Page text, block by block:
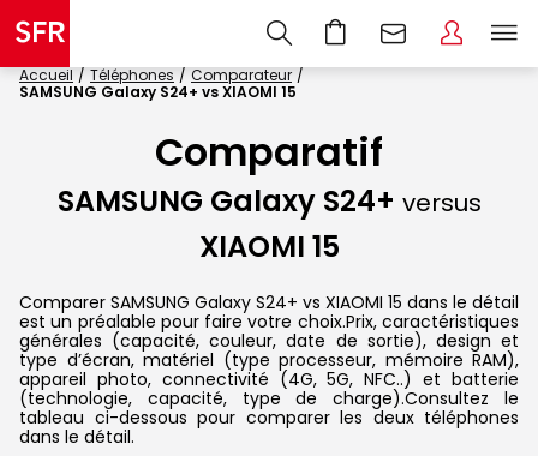
Accueil Téléphones
Comparateur
SAMSUNG Galaxy S24+ vs XIAOMI 15
Comparatif
SAMSUNG Galaxy S24+ versus
XIAOMI 15
Comparer SAMSUNG Galaxy S24+ vs XIAOMI 15 dans le détail
est un préalable pour faire votre choix.Prix, caractéristiques
générales (capacité, couleur, date de sortie), design et
type d’écran, matériel (type processeur, mémoire RAM),
appareil photo, connectivité (4G, 5G, NFC..) et batterie
(technologie, capacité, type de charge).Consultez le
tableau ci-dessous pour comparer les deux téléphones
dans le détail.